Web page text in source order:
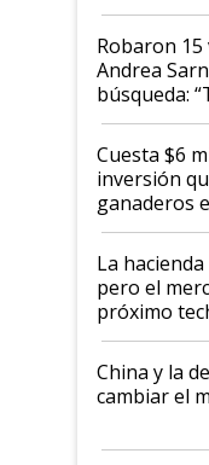
Robaron
Andrea
búsqueda:
toca a
Cuesta $6
inversión
ganaderos
histórico
La
pero el
próximo
China y la
cambiar el